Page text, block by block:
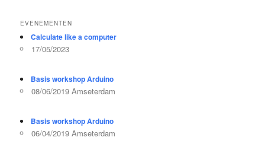
EVENEMENTEN
Calculate like a computer
17/05/2023
Basis workshop Arduino
08/06/2019 Amseterdam
Basis workshop Arduino
06/04/2019 Amseterdam